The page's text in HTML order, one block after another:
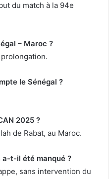
du match à la 94e
– Maroc ?
le Sénégal ?
2025 ?
de Rabat, au Maroc.
a-t-il été manqué ?
sans intervention du